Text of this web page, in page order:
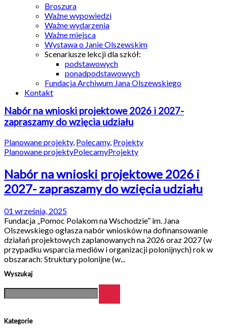
Broszura
Ważne wypowiedzi
Ważne wydarzenia
Ważne miejsca
Wystawa o Janie Olszewskim
Scenariusze lekcji dla szkół:
podstawowych
ponadpodstawowych
Fundacja Archiwum Jana Olszewskiego
Kontakt
Nabór na wnioski projektowe 2026 i 2027-
zapraszamy do wzięcia udziału
Planowane projekty, Polecamy, Projekty
Planowane projektyPolecamyProjekty
Nabór na wnioski projektowe 2026 i
2027- zapraszamy do wzięcia udziału
01 września, 2025
Fundacja „Pomoc Polakom na Wschodzie” im. Jana
Olszewskiego ogłasza nabór wniosków na dofinansowanie
działań projektowych zaplanowanych na 2026 oraz 2027 (w
przypadku wsparcia mediów i organizacji polonijnych) rok w
obszarach: Struktury polonijne (w...
Wyszukaj
Kategorie